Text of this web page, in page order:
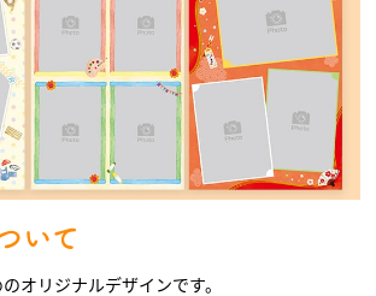
いて
オリジナルデザインです。